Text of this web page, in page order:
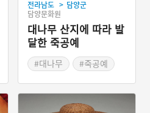
전라남도 > 담양군
담양문화원
대나무 산지에 따라 발
달한 죽공예
#대나무
#죽공예
#목공예 기술